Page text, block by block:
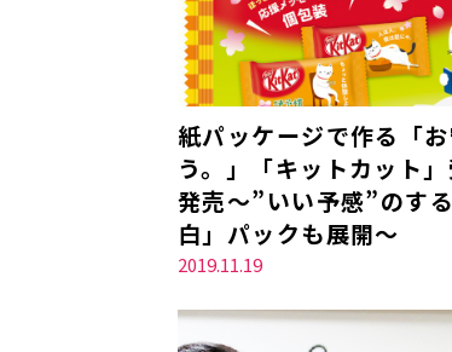
紙パッケージで作る「
う。」「キットカット
発売～”いい予感”のす
白」パックも展開～
2019.11.19